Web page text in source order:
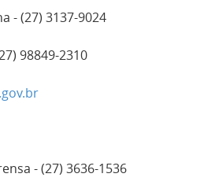
- (27) 3137-9024
98849-2310
- (27) 3636-1536